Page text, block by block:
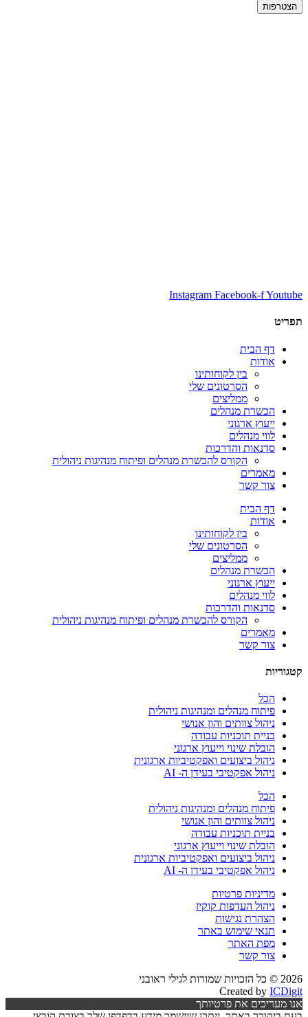
הצטרפות
Instagram Facebook-fYoutube
תפריט
דף הבית
אודות
בין לקוחותינו
הסרטונים שלי
ממליצים
הכשרת מנהלים
ייעוץ ארגוני
לווי מנהלים
סדנאות והדרכות
הקורס להכשרת מנהלים ופיתוח מנהיגות ניהולית
מאמרים
צור קשר
דף הבית
אודות
בין לקוחותינו
הסרטונים שלי
ממליצים
הכשרת מנהלים
ייעוץ ארגוני
לווי מנהלים
סדנאות והדרכות
הקורס להכשרת מנהלים ופיתוח מנהיגות ניהולית
מאמרים
צור קשר
קטגוריות
הכל
פיתוח מנהלים ומנהיגות ניהולית
ניהול צוותים והון אנושי
בניית תוכניות עבודה
הובלת שינוי וייעוץ ארגוני
ניהול ביצועים ואפקטיביות ארגונית
ניהול אפקטיבי בעידן ה- AI
הכל
פיתוח מנהלים ומנהיגות ניהולית
ניהול צוותים והון אנושי
בניית תוכניות עבודה
הובלת שינוי וייעוץ ארגוני
ניהול ביצועים ואפקטיביות ארגונית
ניהול אפקטיבי בעידן ה- AI
מדיניות פרטיות
ניהול העדפות קוקיז
הצהרת נגישות
תנאי שימוש באתר
מפת האתר
צור קשר
2026 © כל הזכויות שמורות לגילי ראובני
Created by ICDigit
אנו מעריכים את פרטיותך